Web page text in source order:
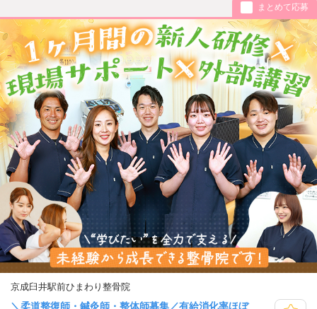
まとめて応募
京成臼井駅前ひまわり整骨院
＼柔道整復師・鍼灸師・整体師募集／有給消化率ほぼ